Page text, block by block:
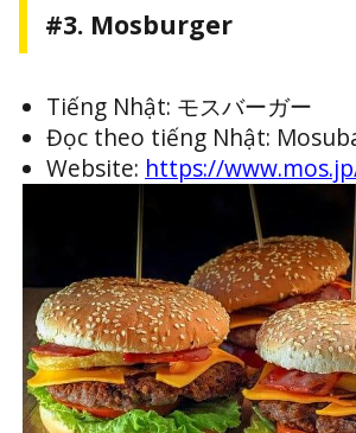
#3. Mosburger
Tiếng Nhật: モスバーガー
Đọc theo tiếng Nhật:
Website: https://